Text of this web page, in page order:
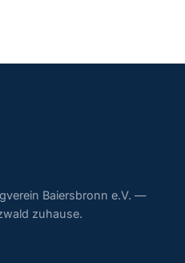
Baiersbronn e.V. —
zuhause.